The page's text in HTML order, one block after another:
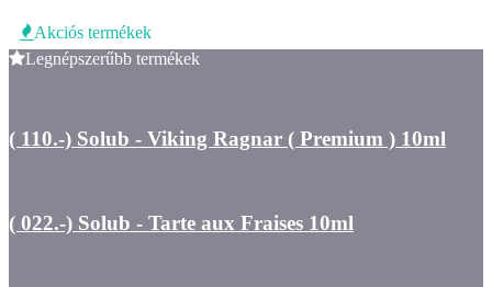
Akciós termékek
Legnépszerűbb termékek
( 110.-) Solub - Viking Ragnar ( Premium ) 10ml
( 022.-) Solub - Tarte aux Fraises 10ml